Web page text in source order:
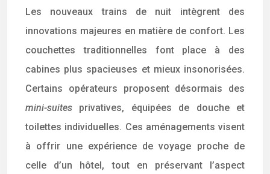
Les nouveaux trains de nuit intègrent des
innovations majeures en matière de confort. Les
couchettes traditionnelles font place à des
cabines plus spacieuses et mieux insonorisées.
Certains opérateurs proposent désormais des
mini-suites privatives, équipées de douche et
toilettes individuelles. Ces aménagements visent
à offrir une expérience de voyage proche de
celle d’un hôtel, tout en préservant l’aspect